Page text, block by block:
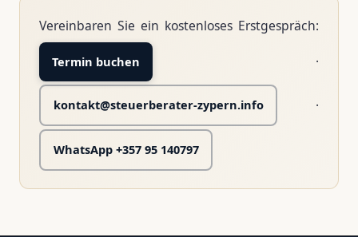
Vereinbaren Sie ein kostenloses Erstgespräch:
Termin buchen ·
kontakt@steuerberater-zypern.info ·
WhatsApp +357 95 140797